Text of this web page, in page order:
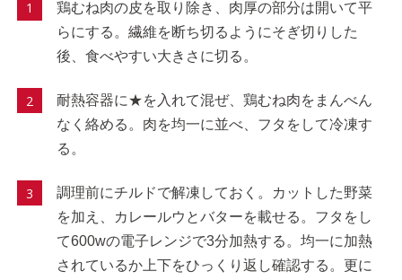
鶏むね肉の皮を取り除き、肉厚の部分は開いて平
らにする。繊維を断ち切るようにそぎ切りした
後、食べやすい大きさに切る。
耐熱容器に★を入れて混ぜ、鶏むね肉をまんべん
なく絡める。肉を均一に並べ、フタをして冷凍す
る。
調理前にチルドで解凍しておく。カットした野菜
を加え、カレールウとバターを載せる。フタをし
て600wの電子レンジで3分加熱する。均一に加熱
されているか上下をひっくり返し確認する。更に